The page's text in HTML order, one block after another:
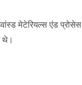
मेटेरियल्स एंड प्रोसेस
थे।